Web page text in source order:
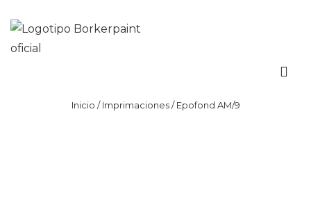
Inicio /Imprimaciones/ Epofond AM/9